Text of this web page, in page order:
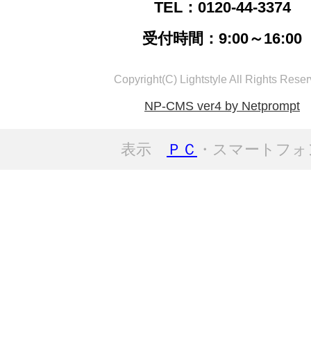
TEL：0120-44-3374
受付時間：9:00～16:00
Copyright(C) Lightstyle All Rights
NP-CMS ver4 by Netprompt
表示 ＰＣ ・スマートフ